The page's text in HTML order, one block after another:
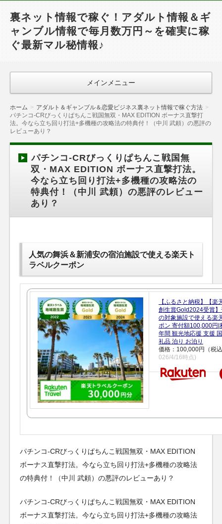
裏ネット情報で稼ぐ！アダルト情報＆ギ
ャンブル情報で毎月数万円～を確実に稼
ぐ最新マル秘情報♪
メインメニュー
ホーム
アダルト＆ギャンブル＆恋愛ビジネス裏ネット情報で稼ぐ方法
パチンコ-CRびっくりぱちんこ戦国無双・MAX EDITION ボーナス直撃打
法。今なら立ち回り打法+多機種の攻略法の特典付！（中川 武頼）の悪評の
レビューあり？
パチンコ-CRびっくりぱちんこ戦国無
双・MAX EDITION ボーナス直撃打法。
今なら立ち回り打法+多機種の攻略法の
特典付！（中川 武頼）の悪評のレビュー
あり？
人気の舞浜＆新浦安の宿泊施設で使える楽天ト
ラベルクーポン
【ふるさと納税】【楽
創生賞Gold2024受賞
の対象施設で使える楽
ポン 寄付額100,000円|
年間 観光地応援 支援
礼品 泊り お泊り
価格：100,000円（税
026/4/16時点)
パチンコ-CRびっくりぱちんこ戦国無双・MAX EDITION
ボーナス直撃打法。今なら立ち回り打法+多機種の攻略法
の特典付！（中川 武頼）の悪評のレビューあり？
パチンコ-CRびっくりぱちんこ戦国無双・MAX EDITION
ボーナス直撃打法。今なら立ち回り打法+多機種の攻略法